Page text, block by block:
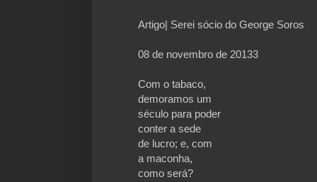
Artigo| Serei sócio do George Soros
08 de novembro de 20133
Com o tabaco,
demoramos um
século para poder
conter a sede
de lucro; e, com
a maconha,
como será?